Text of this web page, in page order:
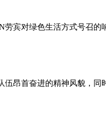
劳宾对绿色生活方式号召的
昂首奋进的精神风貌，同